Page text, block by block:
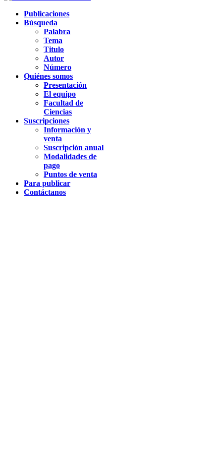
Publicaciones
Búsqueda
Palabra
Tema
Titulo
Autor
Número
Quiénes somos
Presentación
El equipo
Facultad de
Ciencias
Suscripciones
Información y
venta
Suscripción anual
Modalidades de
pago
Puntos de venta
Para publicar
Contáctanos